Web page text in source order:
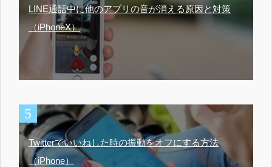
LINE通話中に他のアプリの音が消える原因と対策
（iPhoneX）
Twitterでいいねした時の振動をオフにする方法
（iPhone）